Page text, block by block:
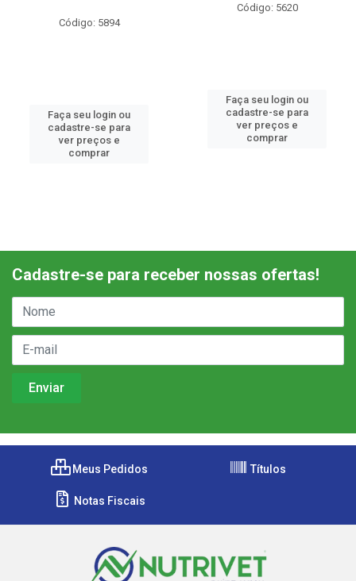
Código: 5894
Faça seu login ou
cadastre-se para
ver preços e
comprar
Código: 5620
Faça seu login ou
cadastre-se para
ver preços e
comprar
Cadastre-se para receber nossas ofertas!
Meus Pedidos Títulos
Notas Fiscais